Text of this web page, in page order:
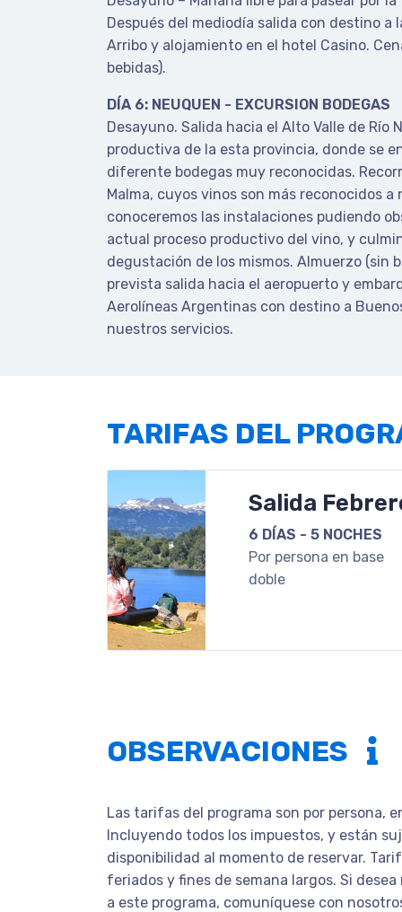
Después del mediodía salida con destino a
Arribo y alojamiento en el hotel Casino.
bebidas).
DÍA 6: NEUQUEN - EXCURSION BODEGAS
Desayuno. Salida hacia el Alto Valle de Río
productiva de la esta provincia, donde se
diferente bodegas muy reconocidas.
Malma, cuyos vinos son más reconocidos
conoceremos las instalaciones pudiendo
actual proceso productivo del vino, y
degustación de los mismos. Almuerzo (sin
prevista salida hacia el aeropuerto y
Aerolíneas Argentinas con destino a
nuestros servicios.
TARIFAS DEL
Salida
6 DÍAS - 5 NOCHES
Por persona en base
doble
OBSERVACIONES
Las tarifas del programa son por persona,
Incluyendo todos los impuestos, y están
disponibilidad al momento de reservar.
feriados y fines de semana largos. Si
a este programa, comuníquese con